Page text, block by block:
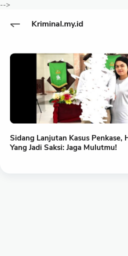
-->
Kriminal.my.id
Sidang Lanjutan Kasus Penkase,
Yang Jadi Saksi: Jaga Mulutmu!